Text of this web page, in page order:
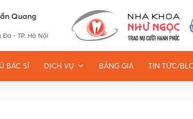
Quang
Đa - TP. Hà Nội
BÁC SĨ DỊCH VỤ BẢNG GIÁ TIN TỨC/